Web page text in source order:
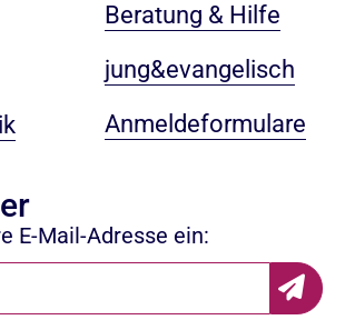
Beratung & Hilfe
jung&evangelisch
Anmeldeformulare
E-Mail-Adresse ein: